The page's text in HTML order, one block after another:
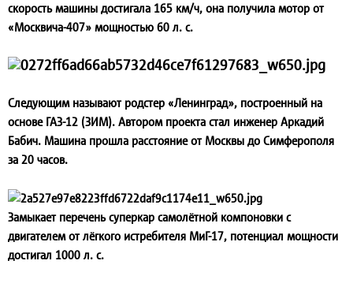
скорость машины достигала 165 км/ч, она получила мотор от
«Москвича-407» мощностью 60 л. с.
Следующим называют родстер «Ленинград», построенный на
основе ГАЗ-12 (ЗИМ). Автором проекта стал инженер Аркадий
Бабич. Машина прошла расстояние от Москвы до Симферополя
за 20 часов.
Замыкает перечень суперкар самолётной компоновки с
двигателем от лёгкого истребителя МиГ-17, потенциал мощности
достигал 1000 л. с.